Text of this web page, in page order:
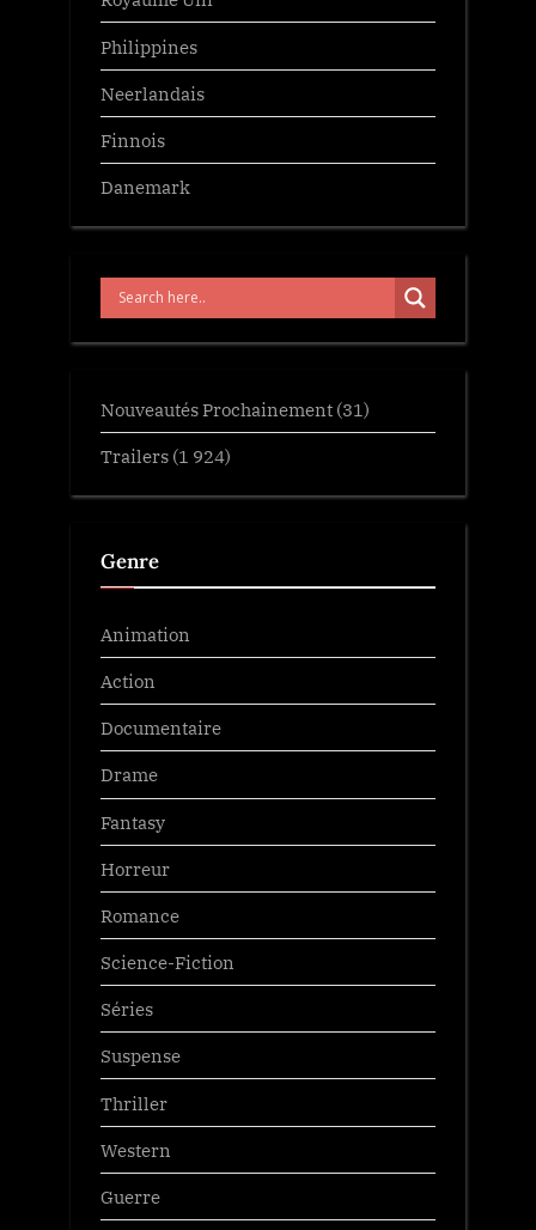
Philippines
Neerlandais
Finnois
Danemark
Nouveautés Prochainement (31)
Trailers (1 924)
Genre
Animation
Action
Documentaire
Drame
Fantasy
Horreur
Romance
Science-Fiction
Séries
Suspense
Thriller
Western
Guerre